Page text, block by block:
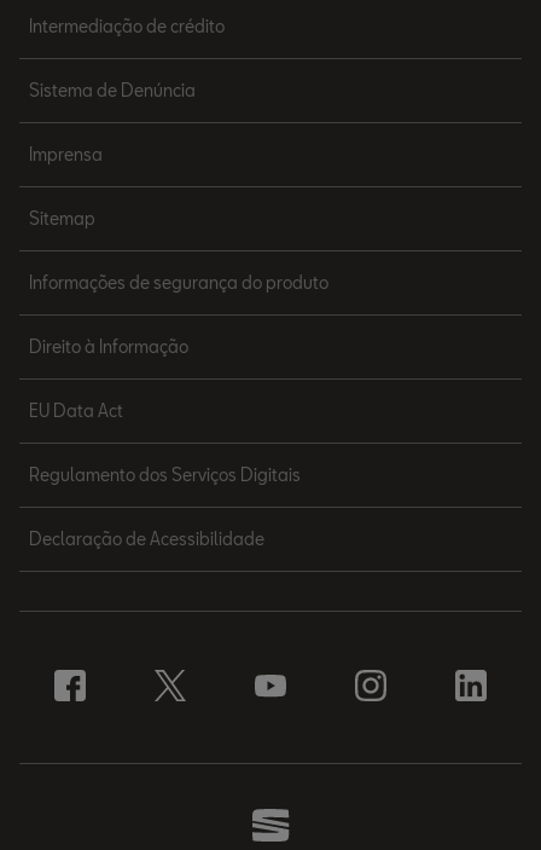
Intermediação de crédito
Sistema de Denúncia
Imprensa
Sitemap
Informações de segurança do produto
Direito à Informação
EU Data Act
Regulamento dos Serviços Digitais
Declaração de Acessibilidade